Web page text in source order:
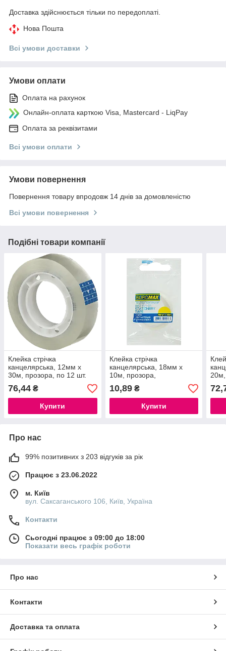
Доставка здійснюється тільки по передоплаті.
Нова Пошта
Всі умови доставки
Умови оплати
Оплата на рахунок
Онлайн-оплата карткою Visa, Mastercard - LiqPay
Оплата за реквізитами
Всі умови оплати
Умови повернення
Повернення товару впродовж 14 днів за домовленістю
Всі умови повернення
Подібні товари компанії
Клейка стрічка
канцелярська, 12мм х
30м, прозора, по 12 шт.
76,44 ₴
Купити
Клейка стрічка
канцелярська, 18мм х
10м, прозора,
індив.упаковка
10,89₴
Купити
Про нас
99% позитивних з 203 відгуків за рік
Працює з 23.06.2022
м. Київ
вул. Саксаганського 106, Київ, Україна
Контакти
Сьогодні працює з 09:00 до 18:00
Показати весь графік роботи
Про нас
Контакти
Доставка та оплата